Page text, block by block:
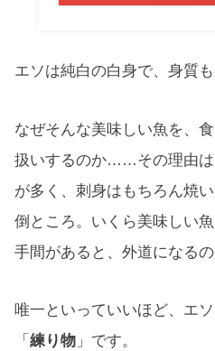
エソは純白の白身で、身質
なぜそんな美味しい魚を、
扱いするのか……その理由は
が多く、刺身はもちろん焼
倒ところ。いくら美味しい
手間があると、外道になるの
唯一といっていいほど、エ
「 練り物 」です。